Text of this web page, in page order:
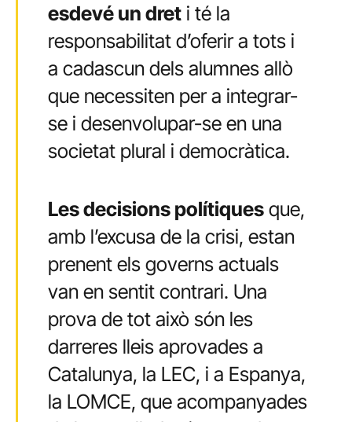
esdevé un dreti té la
responsabilitat d’oferir a tots i
a cadascun dels alumnes allò
que necessiten per a integrar-
se i desenvolupar-se en una
societat plural i democràtica.
Les decisions polítiquesque,
amb l’excusa de la crisi, estan
prenent els governs actuals
van en sentit contrari. Una
prova de tot això són les
darreres lleis aprovades a
Catalunya, la LEC, i a Espanya,
la LOMCE, que acompanyades